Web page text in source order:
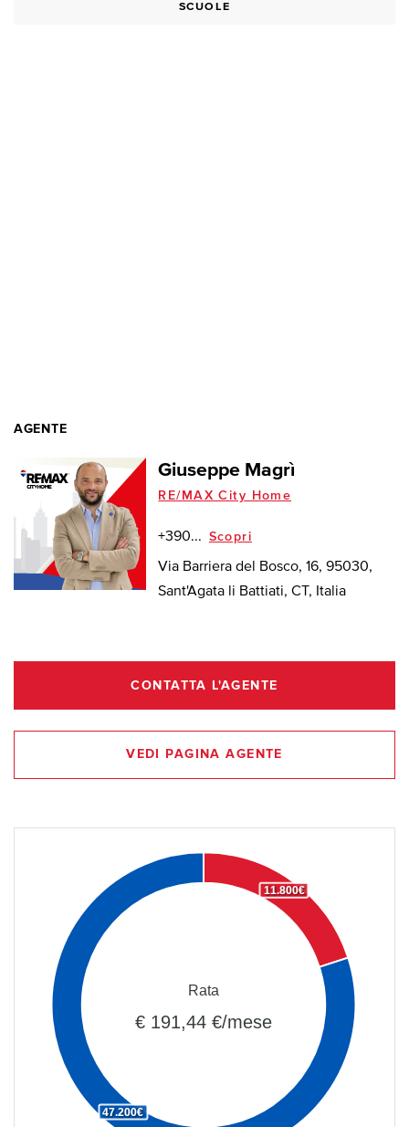
SCUOLE
AGENTE
Giuseppe Magrì
RE/MAX City Home
+390... Scopri
Via Barriera del Bosco, 16, 95030,
Sant'Agata li Battiati, CT, Italia
CONTATTA L'AGENTE
VEDI PAGINA AGENTE
11.800€
47.200€
Rata
€ 191,44 €/mese